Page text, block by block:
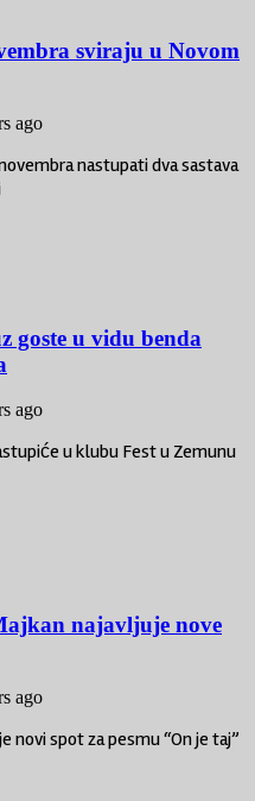
sviraju u Novom
ago
nastupati dva sastava
goste u vidu benda
ago
u klubu Fest u Zemunu
najavljuje nove
ago
novi spot za pesmu “On je taj”